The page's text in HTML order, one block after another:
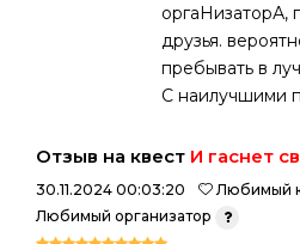
оргаНизаторА,
друзья.
пребывать в
С наилучшими
Отзыв на квест И гаснет
30.11.2024 00:03:20
Любимый
Любимый организатор